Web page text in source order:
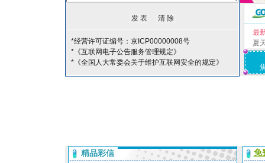
*经营许可证编号：京ICP00000008号
*《互联网电子公告服务管理规定》
*《全国人大常委会关于维护互联网安全的规定》
最
夏